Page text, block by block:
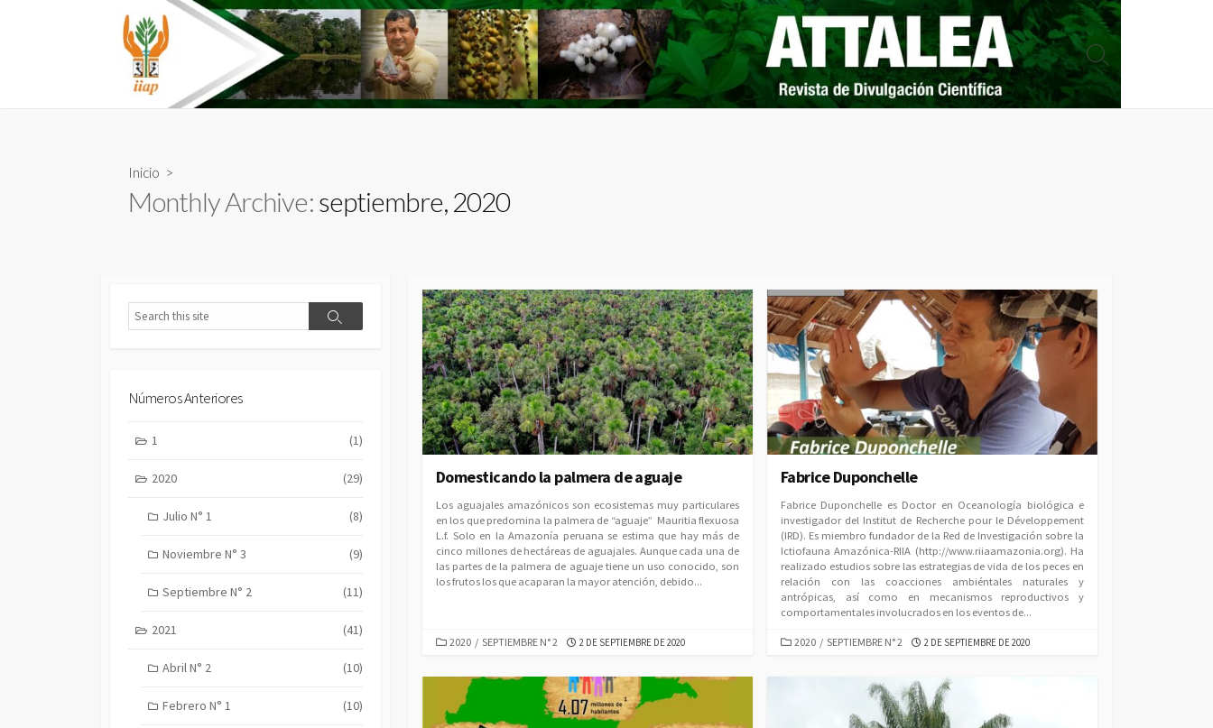
Search
Toggle
Inicio >
Monthly Archive:septiembre, 2020
Domesticando la palmera de aguaje
Los aguajales amazónicos son ecosistemas muy particulares
en los que predomina la palmera de “aguaje” Mauritia flexuosa
L.f. Solo en la Amazonía peruana se estima que hay más de
cinco millones de hectáreas de aguajales. Aunque cada una de
las partes de la palmera de aguaje tiene un uso conocido, son
los frutos los que acaparan la mayor atención, debido...
CATEGORIES
2020 / SEPTIEMBRE N° 2 PUBLISHED
DATE
2 DE SEPTIEMBRE DE 2020
Fabrice Duponchelle
Fabrice Duponchelle es Doctor en Oceanología biológica e
investigador del Institut de Recherche pour le Développement
(IRD). Es miembro fundador de la Red de Investigación sobre la
Ictiofauna Amazónica-RIIA (http://www.riiaamazonia.org). Ha
realizado estudios sobre las estrategias de vida de los peces en
relación con las coacciones ambiéntales naturales y
antrópicas, así como en mecanismos reproductivos y
comportamentales involucrados en los eventos de...
CATEGORIES
2020 / SEPTIEMBRE N° 2 PUBLISHED
DATE
2 DE SEPTIEMBRE DE 2020
Search
Search
Números Anteriores
1 (1)
2020 (29)
Julio N° 1 (8)
Noviembre N° 3 (9)
Septiembre N° 2 (11)
2021 (41)
Abril N° 2 (10)
Febrero N° 1 (10)